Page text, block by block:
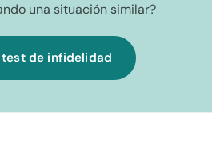
una situación similar?
test de infidelidad